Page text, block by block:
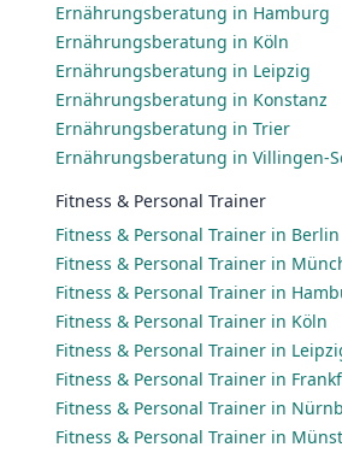
Ernährungsberatung in Hamburg
Ernährungsberatung in Köln
Ernährungsberatung in Leipzig
Ernährungsberatung in Konstanz
Ernährungsberatung in Trier
Ernährungsberatung in Villingen-
Fitness & Personal Trainer
Fitness & Personal Trainer in Berlin
Fitness & Personal Trainer in
Fitness & Personal Trainer in
Fitness & Personal Trainer in Köln
Fitness & Personal Trainer in
Fitness & Personal Trainer in
Fitness & Personal Trainer in
Fitness & Personal Trainer in